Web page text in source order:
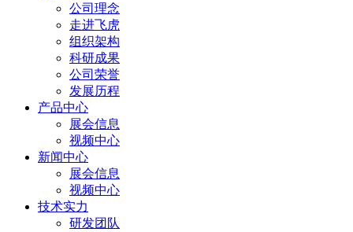
公司理念
走进飞虎
组织架构
科研成果
公司荣誉
发展历程
产品中心
展会信息
视频中心
新闻中心
展会信息
视频中心
技术实力
研发团队